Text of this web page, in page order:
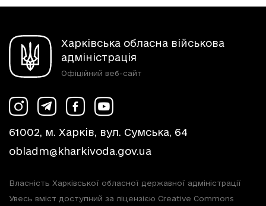
Харківська обласна військова
адміністрація
Офіційний веб-сайт
61002, м. Харків, вул. Сумська, 64
obladm@kharkivoda.gov.ua
Власність Харківської обласної державної адміністрації
Увесь вміст доступний за ліцензією Creative Commons